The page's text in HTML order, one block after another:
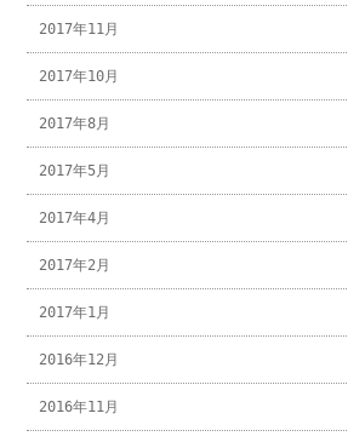
2017年11月
2017年10月
2017年8月
2017年5月
2017年4月
2017年2月
2017年1月
2016年12月
2016年11月